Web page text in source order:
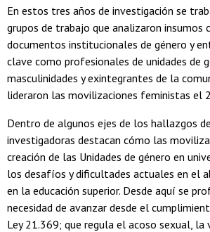
En estos tres años de investigación se
grupos de trabajo que analizaron insumos
documentos institucionales de género y
clave como profesionales de unidades de
masculinidades y exintegrantes de la
lideraron las movilizaciones feministas el
Dentro de algunos ejes de los hallazgos
investigadoras destacan cómo las
creación de las Unidades de género en
los desafíos y dificultades actuales en el
en la educación superior. Desde aquí se
necesidad de avanzar desde el
Ley 21.369; que regula el acoso sexual, la